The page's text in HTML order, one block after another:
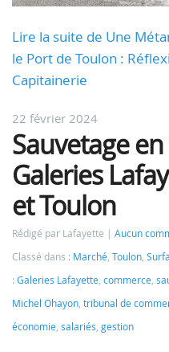
Lire la suite de Une
le Port de Toulon :
Capitainerie
22 février 2024
Sauvetage
Galeries
et Toulon
Rédigé par Lafayette
Aucun
Classé dans : Marché, Toulon,
: Galeries Lafayette, commerce,
Michel Ohayon, tribunal de
économie, salariés, gestion